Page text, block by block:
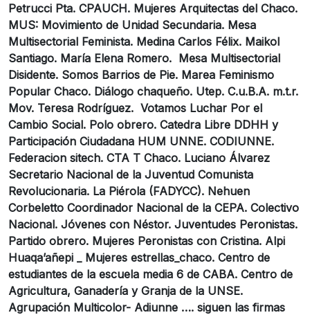
Petrucci Pta. CPAUCH. Mujeres Arquitectas del Chaco.
MUS: Movimiento de Unidad Secundaria. Mesa
Multisectorial Feminista. Medina Carlos Félix. Maikol
Santiago. María Elena Romero. Mesa Multisectorial
Disidente. Somos Barrios de Pie. Marea Feminismo
Popular Chaco. Diálogo chaqueño. Utep. C.u.B.A. m.t.r.
Mov. Teresa Rodríguez. Votamos Luchar Por el
Cambio Social. Polo obrero. Catedra Libre DDHH y
Participación Ciudadana HUM UNNE. CODIUNNE.
Federacion sitech. CTA T Chaco. Luciano Álvarez
Secretario Nacional de la Juventud Comunista
Revolucionaria. La Piérola (FADYCC). Nehuen
Corbeletto Coordinador Nacional de la CEPA. Colectivo
Nacional. Jóvenes con Néstor. Juventudes Peronistas.
Partido obrero. Mujeres Peronistas con Cristina. Alpi
Huaqa’añepi _ Mujeres estrellas_chaco. Centro de
estudiantes de la escuela media 6 de CABA. Centro de
Agricultura, Ganadería y Granja de la UNSE.
Agrupación Multicolor- Adiunne …. siguen las firmas